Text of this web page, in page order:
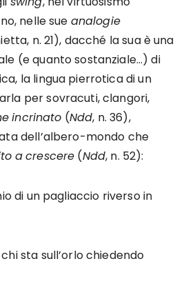
nelle sue analogie
n. 21), dacché la sua è una
(e quanto sostanziale…) di
la lingua pierrotica di un
per sovracuti, clangori,
incrinato (Ndd, n. 36),
dell’albero-mondo che
acrescere (Ndd, n. 52):
di un pagliaccio riverso in
sta sull’orlo chiedendo